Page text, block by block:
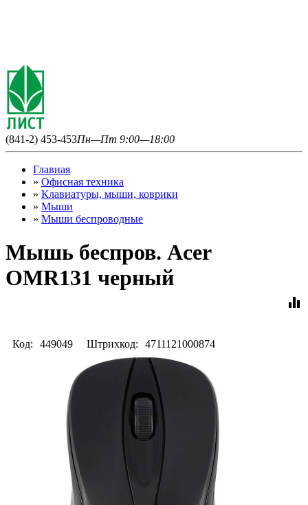
(841-2) 453-453Пн—Пт 9:00—18:00
Главная
» Офисная техника
» Клавиатуры, мыши, коврики
» Мыши
» Мыши беспроводные
Мышь беспров. Acer
OMR131 черный
equalizer
Код: 449049 Штрихкод: 4711121000874